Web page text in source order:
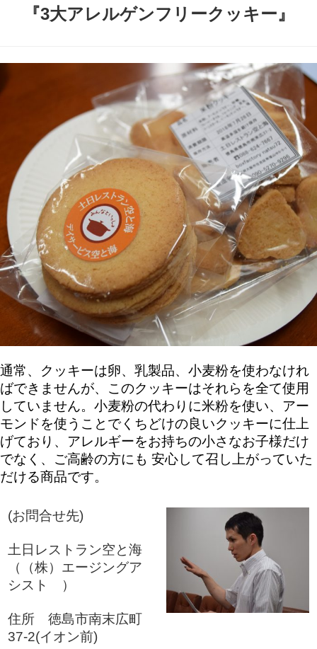
『3大アレルゲンフリークッキー』
通常、クッキーは卵、乳製品、小麦粉を使わなけれ
ばできませんが、このクッキーはそれらを全て使用
していません。小麦粉の代わりに米粉を使い、アー
モンドを使うことでくちどけの良いクッキーに仕上
げており、アレルギーをお持ちの小さなお子様だけ
でなく、ご高齢の方にも 安心して召し上がっていた
だける商品です。
(お問合せ先)
土日レストラン空と海
（（株）エージングア
シスト ）
住所 徳島市南末広町
37-2(イオン前)